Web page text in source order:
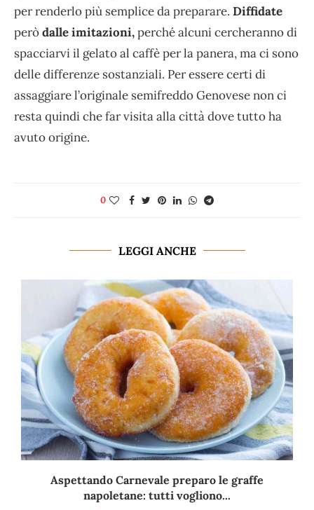
per renderlo più semplice da preparare. Diffidate
peròdalle imitazioni,perché alcuni cercheranno di
spacciarvi il gelato al caffè per la panera, ma ci sono
delle differenze sostanziali. Per essere certi di
assaggiare l’originale semifreddo Genovese non ci
resta quindi che far visita alla città dove tutto ha
avuto origine.
0
LEGGI ANCHE
Aspettando Carnevale preparo le graffe
napoletane: tutti vogliono...